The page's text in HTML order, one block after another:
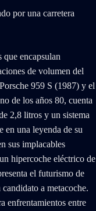
que encapsulan
de volumen del
959 S (1987) y el
de los años 80, cuenta
2,8 litros y un sistema
en una leyenda de su
sus implacables
hipercoche eléctrico de
el futurismo de
a metacoche.
enfrentamientos entre